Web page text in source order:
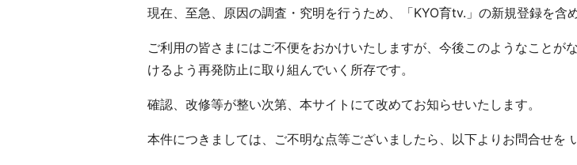
現在、至急、原因の調査・究明を行うため、「KYO育tv.」の新規登録を含
ご利用の皆さまにはご不便をおかけいたしますが、今後このようなこと
けるよう再発防止に取り組んでいく所存です。
確認、改修等が整い次第、本サイトにて改めてお知らせいたします。
本件につきましては、ご不明な点等ございましたら、以下よりお問合せを